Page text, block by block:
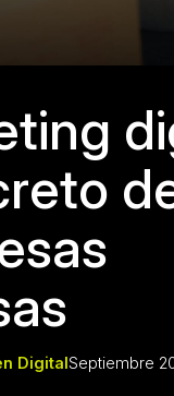
DigitalSeptiembre